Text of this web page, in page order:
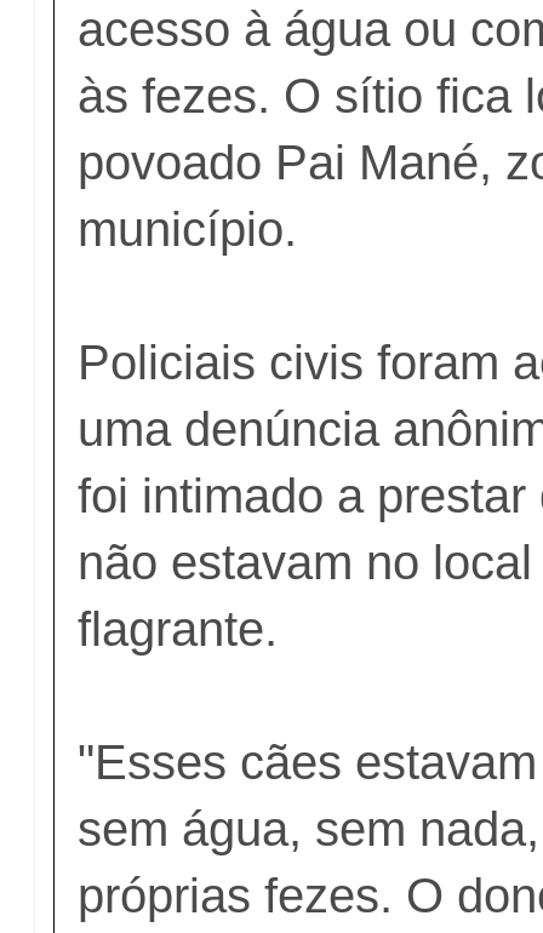
acesso à água ou
às fezes. O sítio fica
povoado Pai Mané,
município.
Policiais civis foram
uma denúncia
foi intimado a prestar
não estavam no
flagrante.
"Esses cães
sem água, sem
próprias fezes. O